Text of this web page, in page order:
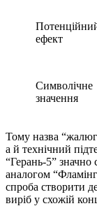
ефект
Символічне
значення
Тому назва
а й технічний
“Герань-5”
аналогом
спроба створити
виріб у схожій